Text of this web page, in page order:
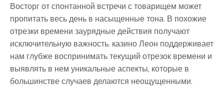
Восторг от спонтанной встречи с товарищем может
пропитать весь день в насыщенные тона. В похожие
отрезки времени заурядные действия получают
исключительную важность. казино Леон поддерживает
нам глубже воспринимать текущий отрезок времени и
выявлять в нем уникальные аспекты, которые в
большинстве случаев делаются неощущенными.